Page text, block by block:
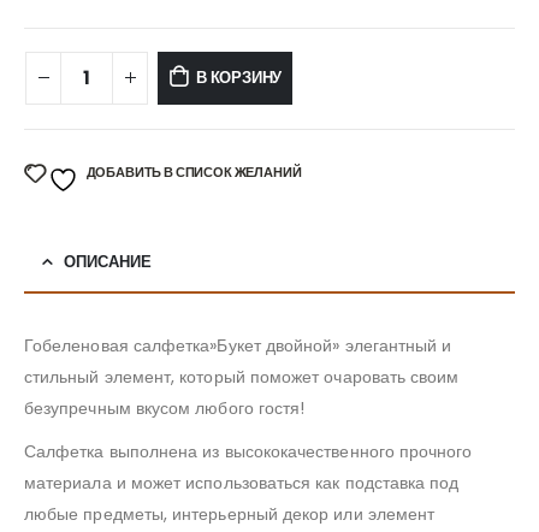
В КОРЗИНУ
ДОБАВИТЬ В СПИСОК ЖЕЛАНИЙ
ОПИСАНИЕ
Гобеленовая салфетка»Букет двойной» элегантный и
стильный элемент, который поможет очаровать своим
безупречным вкусом любого гостя!
Салфетка выполнена из высококачественного прочного
материала и может использоваться как подставка под
любые предметы, интерьерный декор или элемент